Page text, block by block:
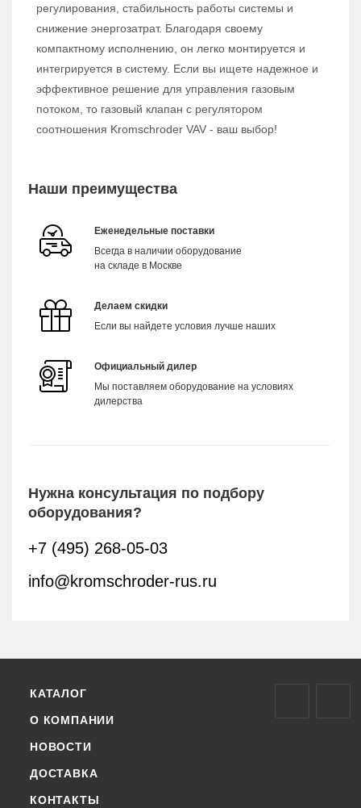
регулирования, стабильность работы системы и
снижение энергозатрат. Благодаря своему
компактному исполнению, он легко монтируется и
интегрируется в систему. Если вы ищете надежное и
эффективное решение для управления газовым
потоком, то газовый клапан с регулятором
соотношения Kromschroder VAV - ваш выбор!
Наши преимущества
Еженедельные поставки
Всегда в наличии оборудование
на складе в Москве
Делаем скидки
Если вы найдете условия лучше наших
Официальный дилер
Мы поставляем оборудование на условиях
дилерства
Нужна консультация по подбору
оборудования?
+7 (495) 268-05-03
info@kromschroder-rus.ru
КАТАЛОГ
О КОМПАНИИ
НОВОСТИ
ДОСТАВКА
КОНТАКТЫ